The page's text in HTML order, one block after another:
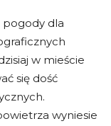
pogody dla
w mieście
się dość
wyniesie